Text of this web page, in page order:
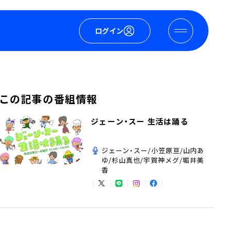
ログイン
この記事の番組情報
ジェーン・スー 生活は踊る
ジェーン・スー/小笠原亘/山内あ
ゆ/杉山真也/宇賀神メグ/堀井美
香